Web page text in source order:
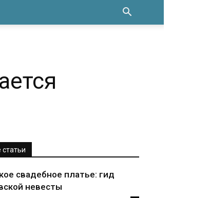
свадебное платье: гид
невесты